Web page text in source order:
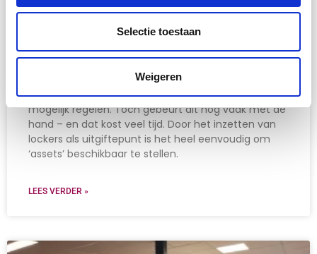
Selectie toestaan
Weigeren
Asset management voor lockers
De uitgifte van benodigdheden voor medewerkers,
klanten of bezoekers wilt u uiteraard zo efficiënt
mogelijk regelen. Toch gebeurt dit nog vaak met de
hand – en dat kost veel tijd. Door het inzetten van
lockers als uitgiftepunt is het heel eenvoudig om
‘assets’ beschikbaar te stellen.
LEES VERDER »